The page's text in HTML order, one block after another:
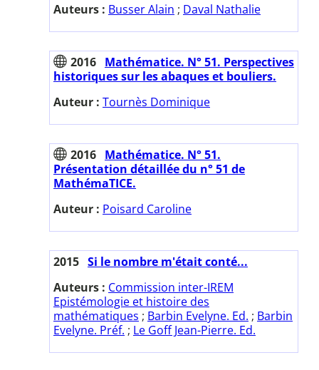
Auteurs : Busser Alain ; Daval Nathalie
2016 Mathématice. N° 51. Perspectives
historiques sur les abaques et bouliers.
Auteur : Tournès Dominique
2016 Mathématice. N° 51.
Présentation détaillée du n° 51 de
MathémaTICE.
Auteur : Poisard Caroline
2015 Si le nombre m'était conté...
Auteurs : Commission inter-IREM
Epistémologie et histoire des
mathématiques ; Barbin Evelyne. Ed. ; Barbin
Evelyne. Préf. ; Le Goff Jean-Pierre. Ed.